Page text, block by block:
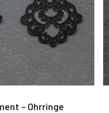
– Ohrringe